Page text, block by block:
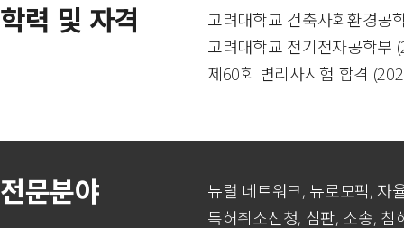
학력 및 자격
고려대학교 건축사회환경공
고려대학교 전기전자공학부
제60회 변리사시험 합격
전문분야
뉴럴 네트워크, 뉴로모픽, 자
특허취소신청, 심판, 소송,